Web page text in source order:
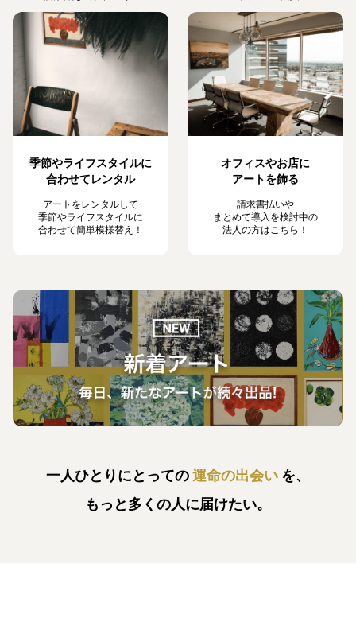
季節やライフスタイルに
合わせてレンタル
アートをレンタルして
季節やライフスタイルに
合わせて簡単模様替え！
オフィスやお店に
アートを飾る
請求書払いや
まとめて導入を検討中の
法人の方はこちら！
一人ひとりにとっての運命の出会い を、
もっと多くの人に届けたい。